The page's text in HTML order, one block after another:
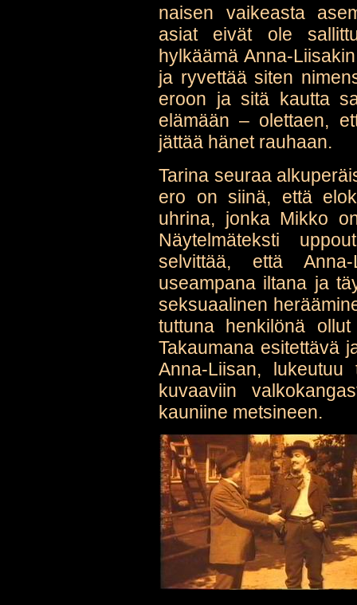
naisen vaikeasta
asiat eivät ole
hylkäämä Anna-
ja ryvettää siten
eroon ja sitä kautta
elämään – olettaen,
jättää hänet rauhaan.
Tarina seuraa
ero on siinä, että
uhrina, jonka Mikko
Näytelmäteksti
selvittää, että
useampana iltana ja
seksuaalinen
tuttuna henkilönä
Takaumana esitettävä
Anna-Liisan, lukeutuu
kuvaaviin
kauniine metsineen.